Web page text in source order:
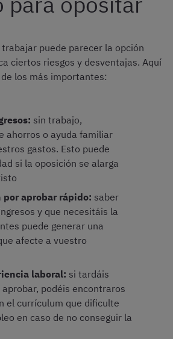
puede parecer la opción
ciertos riesgos y desventajas. Aquí
los más importantes:
sin trabajo,
ahorros o ayuda familiar
gastos. Esto puede
si la oposición se alarga
por aprobar rápido: saber
y que necesitáis la
puede generar una
afecte a vuestro
laboral: si tardáis
podéis encontraros
el currículum que dificulte
en caso de no conseguir la